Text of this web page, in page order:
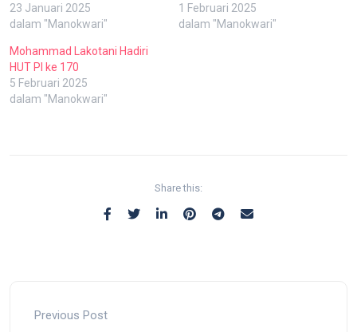
23 Januari 2025
dalam "Manokwari"
1 Februari 2025
dalam "Manokwari"
Mohammad Lakotani Hadiri
HUT PI ke 170
5 Februari 2025
dalam "Manokwari"
Share this:
Previous Post